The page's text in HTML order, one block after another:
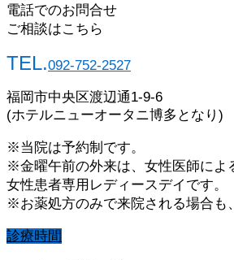
電話でのお問合せ
ご相談はこちら
TEL.092-752-2527
福岡市中央区渡辺通1-9-6
(ホテルニューオータニ博多となり)
※当院は予約制です。
※金曜午前の外来は、女性医師によ
女性患者専用レディースデイです。
※お薬処方のみで来院される場合も
診療時間